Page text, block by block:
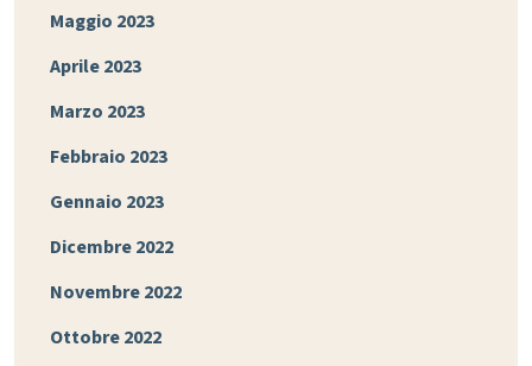
Maggio 2023
Aprile 2023
Marzo 2023
Febbraio 2023
Gennaio 2023
Dicembre 2022
Novembre 2022
Ottobre 2022